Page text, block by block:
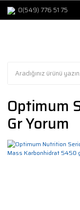
0(549) 776 51 75
Optimum
Gr Yorum